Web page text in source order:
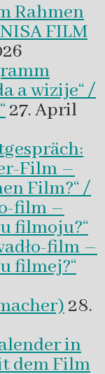
Rahmen
FILM
a wizije“ /
27. April
Film –
Film?“ /
film –
filmoju?“
film –
filmej?“
28.
in
dem Film